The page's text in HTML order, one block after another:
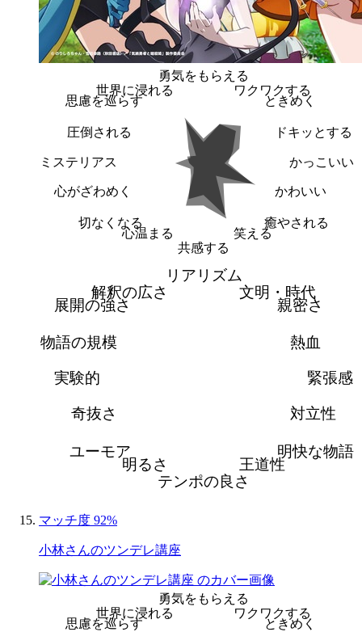
勇気をもらえる
ワクワクする
ときめく
ドキッとする
かっこいい
かわいい
癒やされる
笑える
共感する
心温まる
切なくなる
心がざわめく
ミステリアス
圧倒される
思慮を巡らす
世界に浸れる
リアリズム
文明・時代
親密さ
熱血
緊張感
対立性
明快な物語
王道性
テンポの良さ
明るさ
ユーモア
奇抜さ
実験的
物語の規模
展開の強さ
解釈の広さ
マッチ度 92%
小林さんのツンデレ講座
勇気をもらえる
ワクワクする
ときめく
思慮を巡らす
世界に浸れる